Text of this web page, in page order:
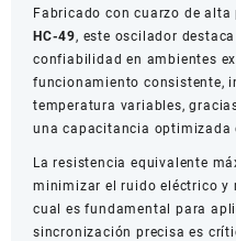
cantidad
Fabricado con cuarzo de
HC-49, este oscilador
confiabilidad en ambientes
funcionamiento consistente,
temperatura variables,
una capacitancia optimizada
La resistencia equivalente
minimizar el ruido eléctrico y
cual es fundamental para
sincronización precisa es